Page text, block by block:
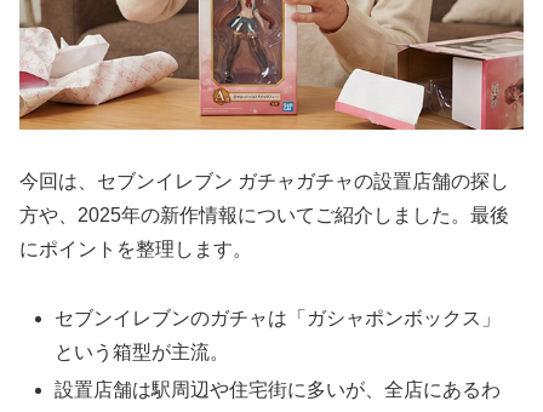
今回は、セブンイレブン ガチャガチャの設置店舗の探し
方や、2025年の新作情報についてご紹介しました。最後
にポイントを整理します。
セブンイレブンのガチャは「ガシャポンボックス」
という箱型が主流。
設置店舗は駅周辺や住宅街に多いが、全店にあるわ